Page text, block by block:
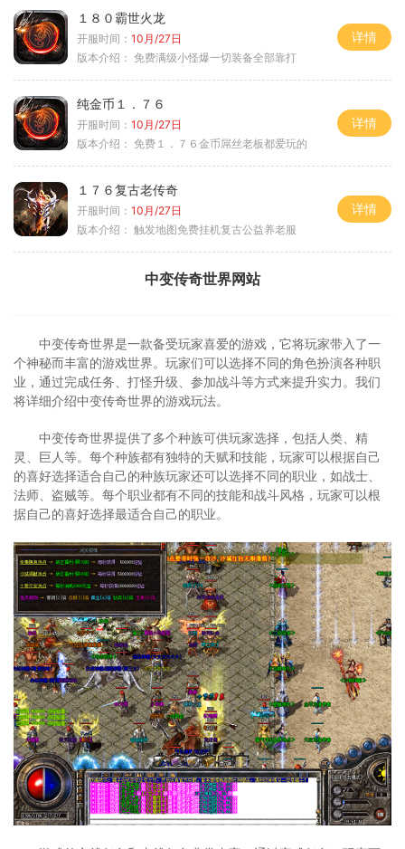
１８０霸世火龙
开服时间： 10月/27日
版本介绍： 免费满级小怪爆一切装备全部靠打
详情
纯金币１．７６
开服时间： 10月/27日
版本介绍： 免费１．７６金币屌丝老板都爱玩的
详情
１７６复古老传奇
开服时间： 10月/27日
版本介绍： 触发地图免费挂机复古公益养老服
详情
中变传奇世界网站
中变传奇世界是一款备受玩家喜爱的游戏，它将玩家带入了一
个神秘而丰富的游戏世界。玩家们可以选择不同的角色扮演各种职
业，通过完成任务、打怪升级、参加战斗等方式来提升实力。我们
将详细介绍中变传奇世界的游戏玩法。
中变传奇世界提供了多个种族可供玩家选择，包括人类、精
灵、巨人等。每个种族都有独特的天赋和技能，玩家可以根据自己
的喜好选择适合自己的种族玩家还可以选择不同的职业，如战士、
法师、盗贼等。每个职业都有不同的技能和战斗风格，玩家可以根
据自己的喜好选择最适合自己的职业。